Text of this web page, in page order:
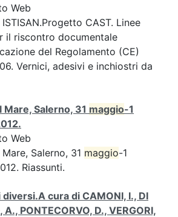
Web
CAST. Linee
il riscontro documentale
del Regolamento (CE)
Vernici, adesivi e inchiostri da
Salerno, 31 maggio-1
Web
Salerno, 31 maggio-1
Riassunti.
cura di CAMONI, I., DI
A., PONTECORVO, D., VERGORI,